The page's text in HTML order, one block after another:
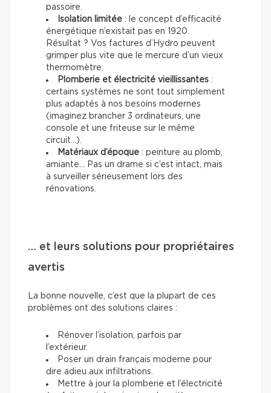
passoire.
Isolation limitée : le concept d’efficacité
énergétique n’existait pas en 1920.
Résultat ? Vos factures d’Hydro peuvent
grimper plus vite que le mercure d’un vieux
thermomètre.
Plomberie et électricité vieillissantes :
certains systèmes ne sont tout simplement
plus adaptés à nos besoins modernes
(imaginez brancher 3 ordinateurs, une
console et une friteuse sur le même
circuit...).
Matériaux d’époque : peinture au plomb,
amiante… Pas un drame si c’est intact, mais
à surveiller sérieusement lors des
rénovations.
… et leurs solutions pour propriétaires
avertis
La bonne nouvelle, c’est que la plupart de ces
problèmes ont des solutions claires :
Rénover l’isolation, parfois par
l’extérieur.
Poser un drain français moderne pour
dire adieu aux infiltrations.
Mettre à jour la plomberie et l’électricité